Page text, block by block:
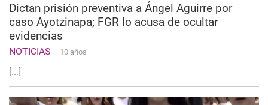
Dictan prisión preventiva a Ángel Aguirre por
caso Ayotzinapa; FGR lo acusa de ocultar
evidencias
NOTICIAS 10 años
[...]